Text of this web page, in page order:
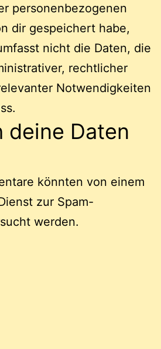
personenbezogenen
dir gespeichert habe,
nicht die Daten, die
rechtlicher
Notwendigkeiten
deine Daten
könnten von einem
zur Spam-
werden.